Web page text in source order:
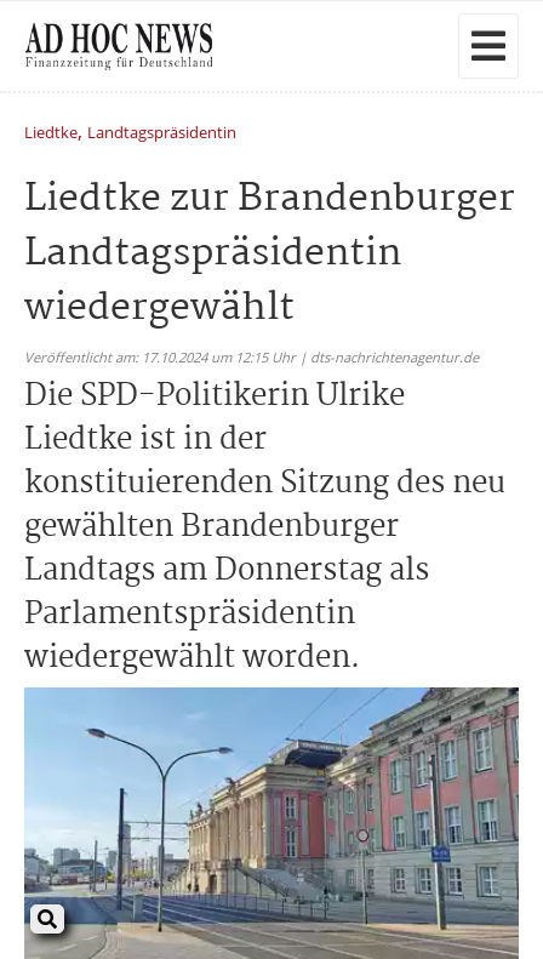
Liedtke, Landtagspräsidentin
Liedtke zur Brandenburger
Landtagspräsidentin
wiedergewählt
Veröffentlicht am: 17.10.2024 um 12:15 Uhr | dts-nachrichtenagentur.de
Die SPD-Politikerin Ulrike
Liedtke ist in der
konstituierenden Sitzung des neu
gewählten Brandenburger
Landtags am Donnerstag als
Parlamentspräsidentin
wiedergewählt worden.